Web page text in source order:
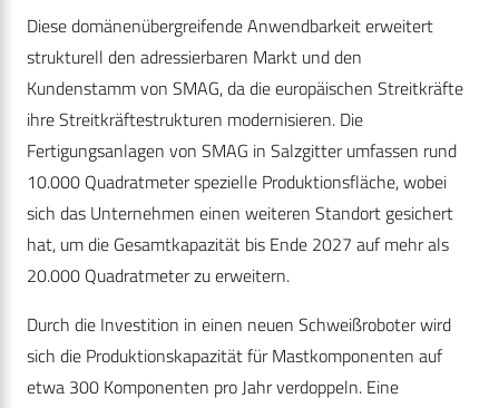
Diese domänenübergreifende Anwendbarkeit erweitert
strukturell den adressierbaren Markt und den
Kundenstamm von SMAG, da die europäischen Streitkräfte
ihre Streitkräftestrukturen modernisieren. Die
Fertigungsanlagen von SMAG in Salzgitter umfassen rund
10.000 Quadratmeter spezielle Produktionsfläche, wobei
sich das Unternehmen einen weiteren Standort gesichert
hat, um die Gesamtkapazität bis Ende 2027 auf mehr als
20.000 Quadratmeter zu erweitern.
Durch die Investition in einen neuen Schweißroboter wird
sich die Produktionskapazität für Mastkomponenten auf
etwa 300 Komponenten pro Jahr verdoppeln. Eine